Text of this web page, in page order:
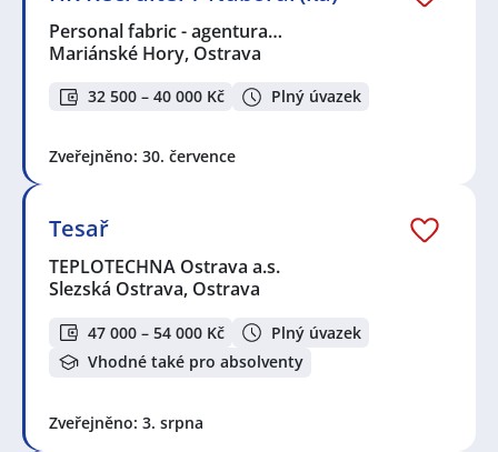
Personal fabric - agentura…
Mariánské Hory, Ostrava
32 500 – 40 000 Kč Plný úvazek
Zveřejněno: 30. července
Tesař
TEPLOTECHNA Ostrava a.s.
Slezská Ostrava, Ostrava
47 000 – 54 000 Kč
Plný úvazek
Vhodné také pro absolventy
Zveřejněno: 3. srpna